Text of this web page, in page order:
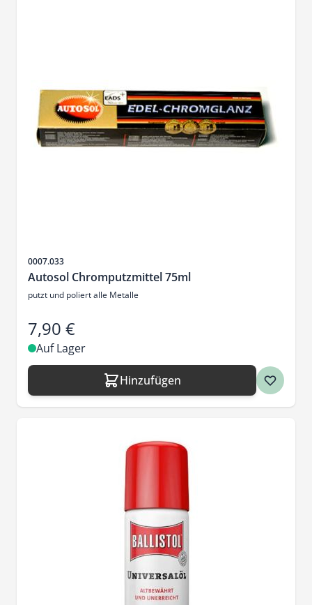
Artikelnr.
0007.033
Autosol Chromputzmittel 75ml
putzt und poliert alle Metalle
7,90 €
Auf Lager
Hinzufügen